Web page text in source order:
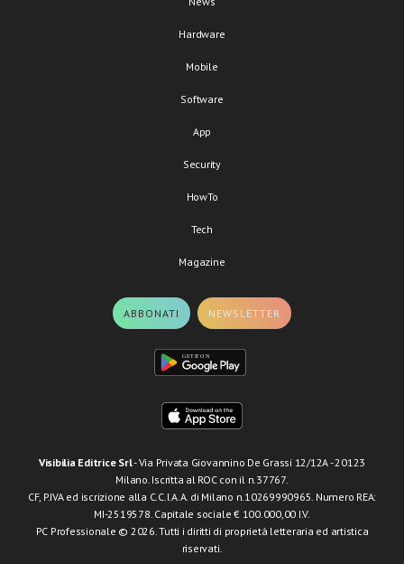
Hardware
Mobile
Software
App
Security
HowTo
Tech
Magazine
ABBONATI NEWSLETTER
Visibilia Editrice Srl- Via Privata Giovannino De Grassi 12/12A - 20123
Milano. Iscritta al ROC con il n.37767.
CF, P.IVA ed iscrizione alla C.C.I.A.A. di Milano n.10269990965. Numero REA:
MI-2519578. Capitale sociale € 100.000,00 I.V.
PC Professionale © 2026. Tutti i diritti di proprietà letteraria ed artistica
riservati.